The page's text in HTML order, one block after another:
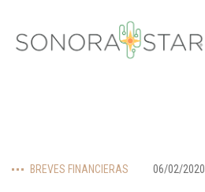
BREVES FINANCIERAS 06/02/2020